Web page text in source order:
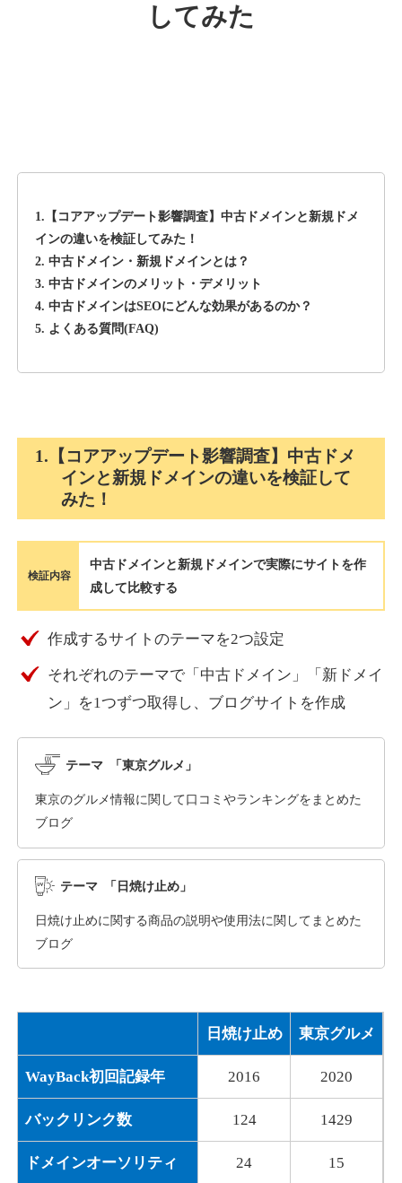
rageboy.com
詳細を見る
sug-web.jp
ジャンル その他
DA42 外部リンク数740 ドメイン年齢13年
3,300円 入札 2件
詳細を見る
holocardstrategy.jp
ジャンル趣味
DA40 外部リンク数
3,300円 入札 3件
詳細を見る
suka-jp.com
ジャンルその他
DA 40 外部リンク数2518 ドメイン年齢1年
10,800円 入札 0件
詳細を見る
dka-hero.com
ジャンル その他
10,800円
詳細を見る
ジャンルその他
40
10,800円 入札 0件
してみた
1.【コアアップデート影響調査】中古ドメインと新規ドメ
インの違いを検証してみた！
2. 中古ドメイン・新規ドメインとは？
3. 中古ドメインのメリット・デメリット
4. 中古ドメインはSEOにどんな効果があるのか？
5. よくある質問(FAQ)
1.【コアアップデート影響調査】中古ドメ
インと新規ドメインの違いを検証して
みた！
検証内容
中古ドメインと新規ドメインで実際にサイトを作
成して比較する
作成するサイトのテーマを2つ設定
それぞれのテーマで「中古ドメイン」「新ドメイ
ン」を1つずつ取得し、ブログサイトを作成
テーマ 「東京グルメ」
東京のグルメ情報に関して口コミやランキングをまとめた
ブログ
テーマ 「日焼け止め」
日焼け止めに関する商品の説明や使用法に関してまとめた
ブログ
日焼け止め 東京グルメ
WayBack初回記録年 2016 2020
バックリンク数 124 1429
ドメインオーソリティ 24 15